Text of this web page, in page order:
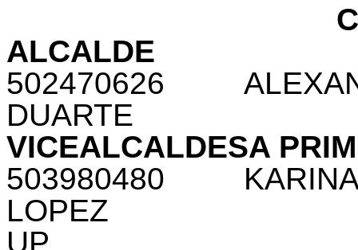
ALCALDE
502470626
DUARTE
VICEALCALDESA
503980480
LOPEZ
UP